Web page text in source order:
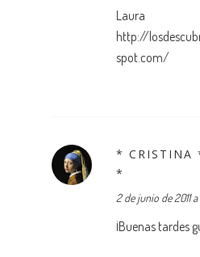
Laura
http://
spot.com/
* CRISTINA
*
2 de junio de 2011 a
¡Buenas tardes